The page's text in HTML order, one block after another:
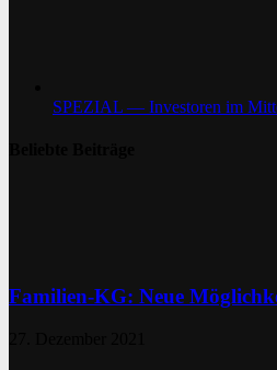
SPEZIAL — Investoren im
Familien-KG: Neue